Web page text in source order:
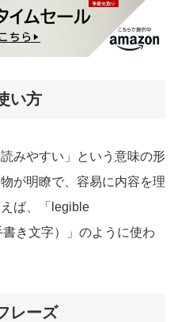
い方
みやすい」という意味の形
が明瞭で、容易に内容を理
ば、「legible
書き文字）」のように使わ
レーズ